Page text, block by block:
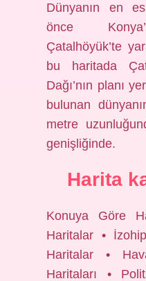
Dünyanın en
önce
Çatalhöyük’te
bu haritada
Dağı’nın planı
bulunan
metre
genişliğinde.
Harita
Konuya Göre
Haritalar •
Haritalar •
Haritaları •